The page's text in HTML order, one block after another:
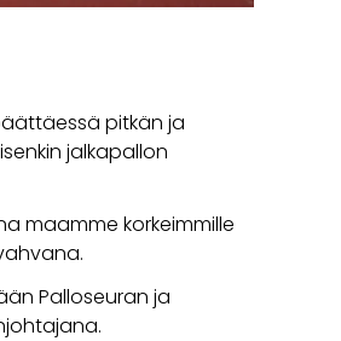
pitkän ja
jalkapallon
maamme korkeimmille
Palloseuran ja